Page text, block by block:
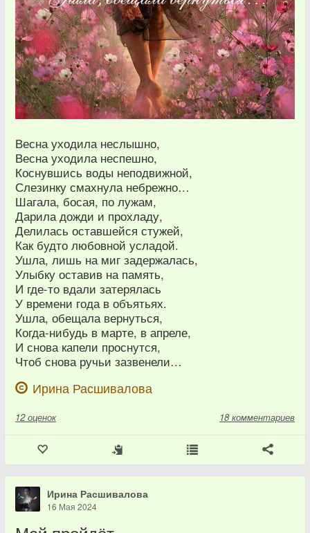
Весна уходила неслышно,
Весна уходила неспешно,
Коснувшись воды неподвижной,
Слезинку смахнула небрежно…
Шагала, босая, по лужам,
Дарила дожди и прохладу,
Делилась оставшейся стужей,
Как будто любовной усладой.
Ушла, лишь на миг задержалась,
Улыбку оставив на память,
И где-то вдали затерялась
У времени года в объятьях.
Ушла, обещала вернуться,
Когда-нибудь в марте, в апреле,
И снова капели проснутся,
Чтоб снова ручьи зазвенели…
Ирина Расшивалова
12 оценок 18 комментариев
Ирина Расшивалова
16 Мая 2024